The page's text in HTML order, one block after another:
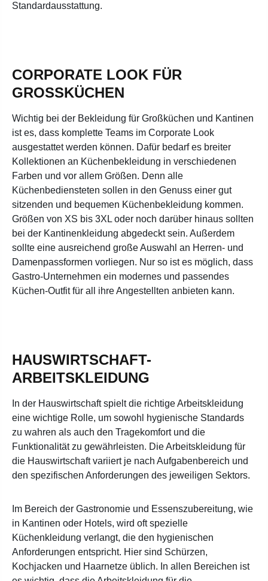
Standardausstattung.
CORPORATE LOOK FÜR
GROSSKÜCHEN
Wichtig bei der Bekleidung für Großküchen und Kantinen
ist es, dass komplette Teams im Corporate Look
ausgestattet werden können. Dafür bedarf es breiter
Kollektionen an Küchenbekleidung in verschiedenen
Farben und vor allem Größen. Denn alle
Küchenbediensteten sollen in den Genuss einer gut
sitzenden und bequemen Küchenbekleidung kommen.
Größen von XS bis 3XL oder noch darüber hinaus sollten
bei der Kantinenkleidung abgedeckt sein. Außerdem
sollte eine ausreichend große Auswahl an Herren- und
Damenpassformen vorliegen. Nur so ist es möglich, dass
Gastro-Unternehmen ein modernes und passendes
Küchen-Outfit für all ihre Angestellten anbieten kann.
HAUSWIRTSCHAFT-
ARBEITSKLEIDUNG
In der Hauswirtschaft spielt die richtige Arbeitskleidung
eine wichtige Rolle, um sowohl hygienische Standards
zu wahren als auch den Tragekomfort und die
Funktionalität zu gewährleisten. Die Arbeitskleidung für
die Hauswirtschaft variiert je nach Aufgabenbereich und
den spezifischen Anforderungen des jeweiligen Sektors.
Im Bereich der Gastronomie und Essenszubereitung, wie
in Kantinen oder Hotels, wird oft spezielle
Küchenkleidung verlangt, die den hygienischen
Anforderungen entspricht. Hier sind Schürzen,
Kochjacken und Haarnetze üblich. In allen Bereichen ist